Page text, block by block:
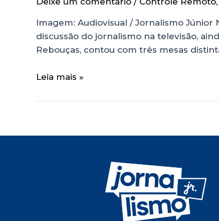
Imagem: Audiovisual / Jornalismo Júnior
discussão do jornalismo na televisão,
Rebouças, contou com três mesas
Leia mais »